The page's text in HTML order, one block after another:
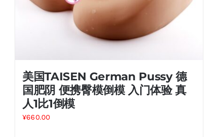
美国TAISEN German Pussy 德
国肥阴 便携臀模倒模 入门体验 真
人1比1倒模
¥660.00